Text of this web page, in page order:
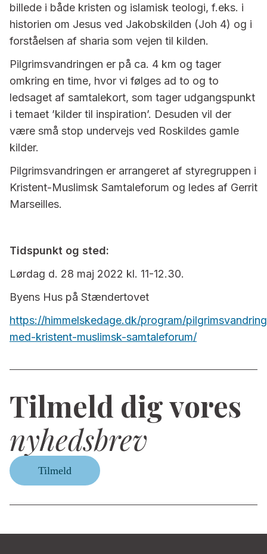
billede i både kristen og islamisk teologi, f.eks. i
historien om Jesus ved Jakobskilden (Joh 4) og i
forståelsen af sharia som vejen til kilden.
Pilgrimsvandringen er på ca. 4 km og tager
omkring en time, hvor vi følges ad to og to
ledsaget af samtalekort, som tager udgangspunkt
i temaet ’kilder til inspiration’. Desuden vil der
være små stop undervejs ved Roskildes gamle
kilder.
Pilgrimsvandringen er arrangeret af styregruppen i
Kristent-Muslimsk Samtaleforum og ledes af Gerrit
Marseilles.
Tidspunkt og sted:
Lørdag d. 28 maj 2022 kl. 11-12.30.
Byens Hus på Stændertovet
https://himmelskedage.dk/program/
med-kristent-muslimsk-samtaleforum/
Tilmeld dig vores
nyhedsbrev
Tilmeld